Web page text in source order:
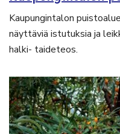
Kaupungintalon
näyttäviä istutuksia ja
halki- taideteos.